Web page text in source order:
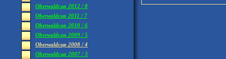
Oberwaldcup 2012 / 8
Oberwaldcup 2011 / 7
Oberwaldcup 2010 / 6
Oberwaldcup 2009 / 5
Oberwaldcup 2008 / 4
Oberwaldcup 2007 / 3